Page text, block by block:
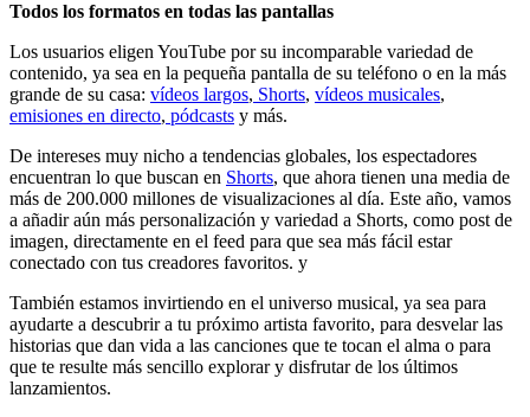
Todos los formatos en todas las pantallas
Los usuarios eligen YouTube por su incomparable variedad de
contenido, ya sea en la pequeña pantalla de su teléfono o en la más
grande de su casa: vídeos largos, Shorts, vídeos musicales,
emisiones en directo, pódcasts y más.
De intereses muy nicho a tendencias globales, los espectadores
encuentran lo que buscan en Shorts, que ahora tienen una media de
más de 200.000 millones de visualizaciones al día. Este año, vamos
a añadir aún más personalización y variedad a Shorts, como post de
imagen, directamente en el feed para que sea más fácil estar
conectado con tus creadores favoritos. y
También estamos invirtiendo en el universo musical, ya sea para
ayudarte a descubrir a tu próximo artista favorito, para desvelar las
historias que dan vida a las canciones que te tocan el alma o para
que te resulte más sencillo explorar y disfrutar de los últimos
lanzamientos.